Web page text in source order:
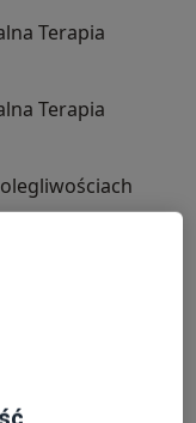
Terapia
Terapia
leczenia tkanek